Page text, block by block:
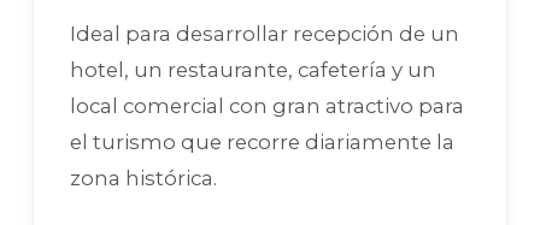
Ideal para desarrollar recepción de un
hotel, un restaurante, cafetería y un
local comercial con gran atractivo para
el turismo que recorre diariamente la
zona histórica.